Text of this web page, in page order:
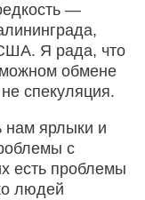
—
Я рада, что
обмене
спекуляция.
нам ярлыки и
с
есть проблемы
людей